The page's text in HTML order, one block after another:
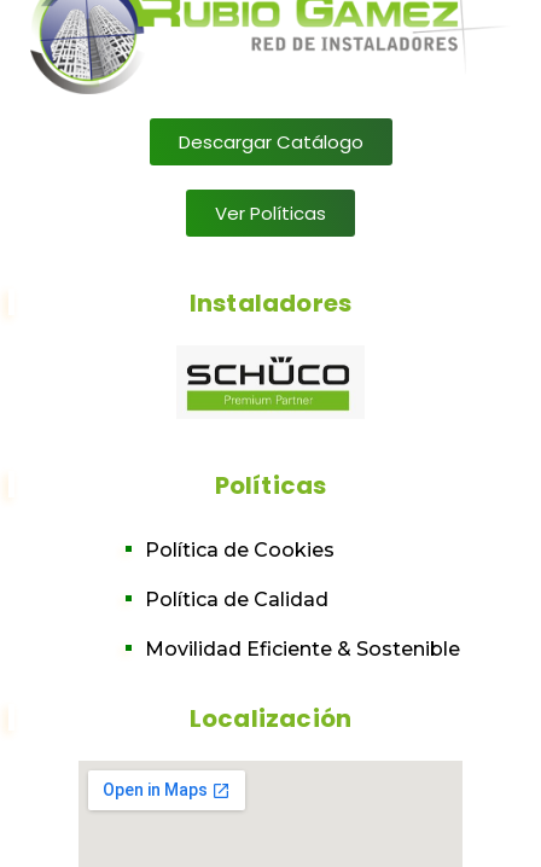
Descargar Catálogo
Ver Políticas
Instaladores
Políticas
Política de Cookies
Política de Calidad
Movilidad Eficiente & Sostenible
Localización